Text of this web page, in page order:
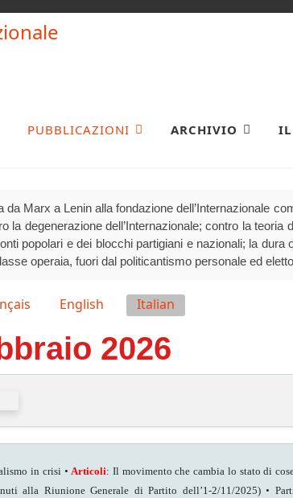
PUBBLICAZIONI ARCHIVIO IL
da Marx a Lenin alla fondazione dell’Internazionale
la degenerazione dell’Internazionale; contro la
popolari e dei blocchi partigiani e nazionali; la dura
operaia, fuori dal politicantismo personale ed
English Italian
2026
in crisi • Articoli: Il movimento che cambia lo stato di
alla Riunione Generale di Partito dell’1-2/11/2025) •